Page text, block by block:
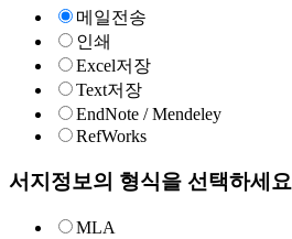
메일전송
인쇄
Excel저장
Text저장
EndNote / Mendeley
RefWorks
서지정보의 형식을 선택하세요
MLA